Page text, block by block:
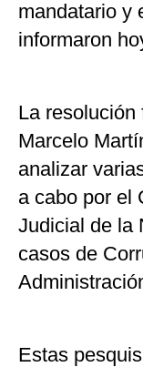
mandatario y
informaron
La resolución
Marcelo
analizar
a cabo por el
Judicial de la
casos de
Estas